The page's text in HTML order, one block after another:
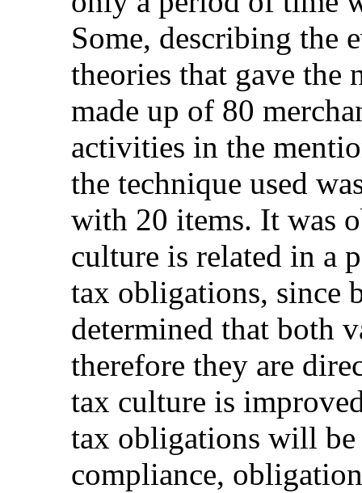
Some, describing the
theories that gave the
made up of 80
activities in the
the technique used
with 20 items. It was
culture is related in a
tax obligations, since
determined that both
therefore they are
tax culture is
tax obligations will
compliance,